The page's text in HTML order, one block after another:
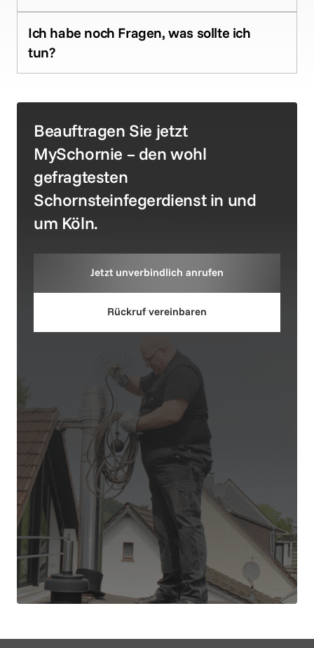
Ja – wir prüfen, warten und installieren Rauch- und
CO-Melder und sind zusätzlich zertifizierte
Energieberater. Außerdem überprüfen wir
Ich habe noch Fragen, was sollte ich
tun?
Schreiben Sie uns bitte bei Fragen eine Nachricht
Beauftragen Sie jetzt
MySchornie – den wohl
gefragtesten
Schornsteinfegerdienst in und
Jetzt unverbindlich anrufen
Rückruf vereinbaren